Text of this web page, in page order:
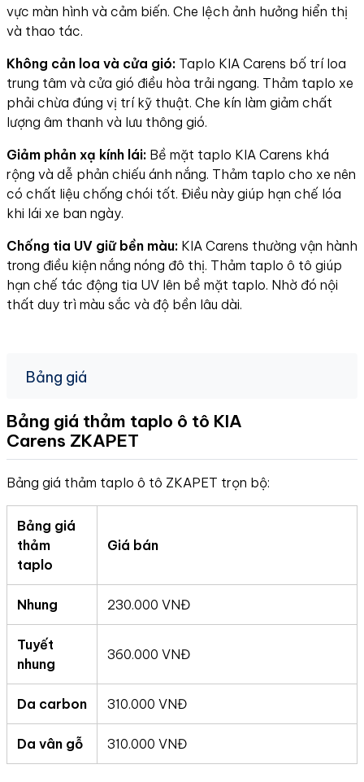
vực màn hình và cảm biến. Che lệch ảnh hưởng hiển thị
và thao tác.
Không cản loa và cửa gió: Taplo KIA Carens bố trí loa
trung tâm và cửa gió điều hòa trải ngang. Thảm taplo xe
phải chừa đúng vị trí kỹ thuật. Che kín làm giảm chất
lượng âm thanh và lưu thông gió.
Giảm phản xạ kính lái: Bề mặt taplo KIA Carens khá
rộng và dễ phản chiếu ánh nắng. Thảm taplo cho xe nên
có chất liệu chống chói tốt. Điều này giúp hạn chế lóa
khi lái xe ban ngày.
Chống tia UV giữ bền màu: KIA Carens thường vận hành
trong điều kiện nắng nóng đô thị. Thảm taplo ô tô giúp
hạn chế tác động tia UV lên bề mặt taplo. Nhờ đó nội
thất duy trì màu sắc và độ bền lâu dài.
Bảng giá
Bảng giá thảm taplo ô tô KIA
Carens ZKAPET
Bảng giá thảm taplo ô tô ZKAPET trọn bộ:
Bảng giá
thảm
taplo
Giá bán
Nhung 230.000 VNĐ
Tuyết
nhung
360.000 VNĐ
Da carbon 310.000 VNĐ
Da vân gỗ 310.000 VNĐ